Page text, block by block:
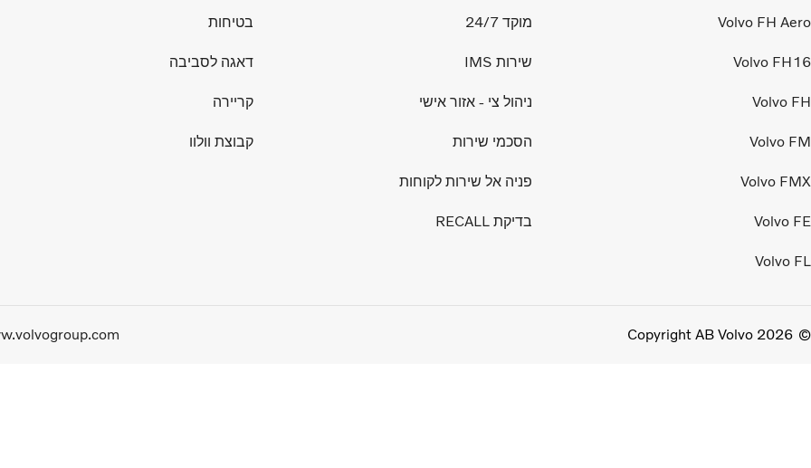
Volvo FH Aero
Volvo FH16
Volvo FH
Volvo FM
Volvo FMX
Volvo FE
Volvo FL
מוקד 24/7
שירות IMS
ניהול צי - אזור אישי
הסכמי שירות
פניה אל שירות לקוחות
בדיקת RECALL
בטיחות
דאגה לסביבה
קריירה
קבוצת וולוו
Copyright AB Volvo 2026